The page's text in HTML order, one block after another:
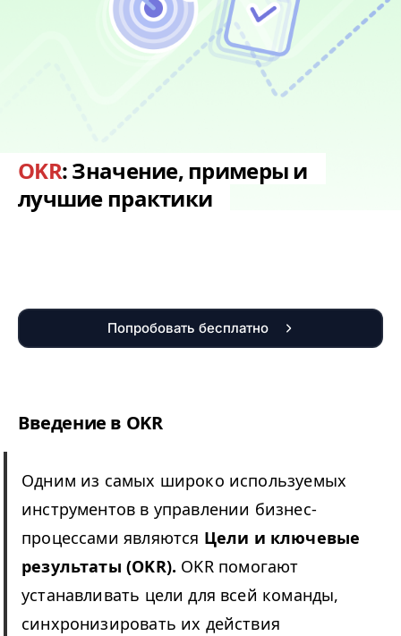
OKR: Значение, примеры и
лучшие практики
Попробовать бесплатно
Введение в OKR
Одним из самых широко используемых
инструментов в управлении бизнес-
процессами являются Цели и ключевые
результаты (OKR). OKRпомогают
устанавливать цели для всей команды,
синхронизировать их действия